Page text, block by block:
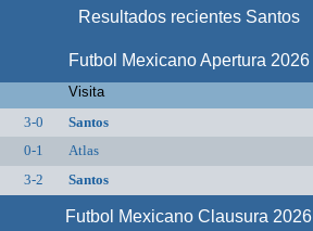
Resultados recientes Santos
Futbol Mexicano Apertura 2026
Visita
3-0 Santos
0-1 Atlas
3-2 Santos
Futbol Mexicano Clausura 2026